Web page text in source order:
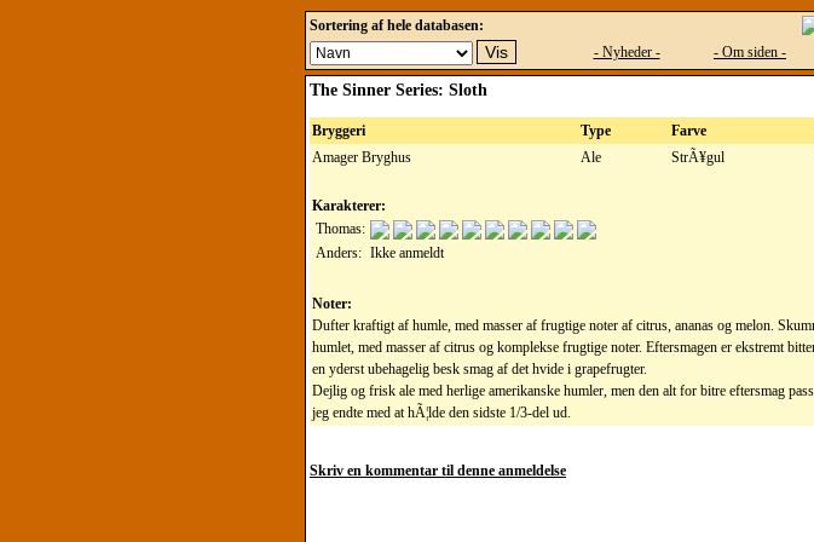
Sortering af hele databasen:
- Nyheder -
- Om siden -
The Sinner Series: Sloth
Bryggeri Type Farve
Amager Bryghus
Ale StrÃ¥gul
Karakterer:
Thomas:
Anders: Ikke anmeldt
Noter:
Dufter kraftigt af humle, med masser af frugtige noter af citrus, ananas og melon.
humlet, med masser af citrus og komplekse frugtige noter. Eftersmagen er ekstremt
en yderst ubehagelig besk smag af det hvide i grapefrugter.
Dejlig og frisk ale med herlige amerikanske humler, men den alt for bitre eftersmag
jeg endte med at hÃ¦lde den sidste 1/3-del ud.
Skriv en kommentar til denne anmeldelse